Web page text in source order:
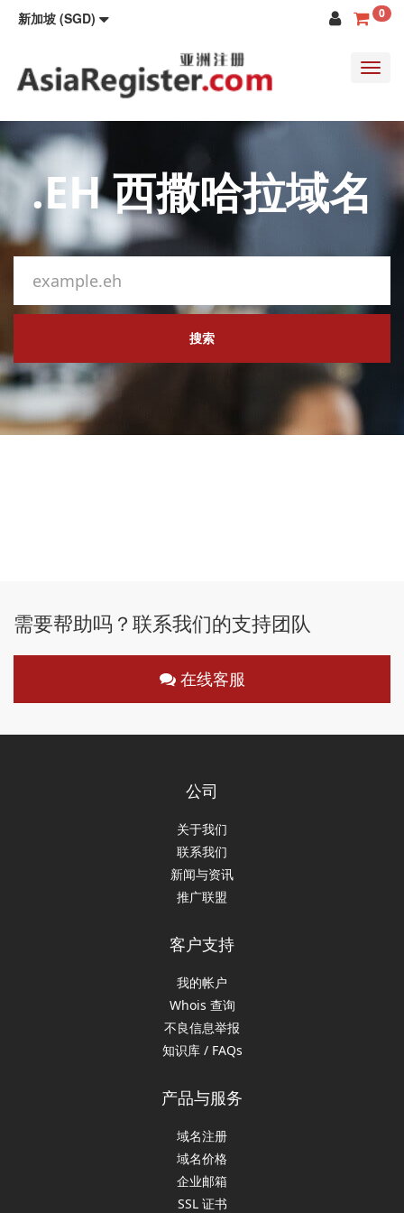
新加坡 (SGD) 0
.EH 西撒哈拉域名
搜索
需要帮助吗？联系我们的支持团队
在线客服
公司
关于我们
联系我们
新闻与资讯
推广联盟
客户支持
我的帐户
Whois 查询
不良信息举报
知识库 / FAQs
产品与服务
域名注册
域名价格
企业邮箱
SSL 证书